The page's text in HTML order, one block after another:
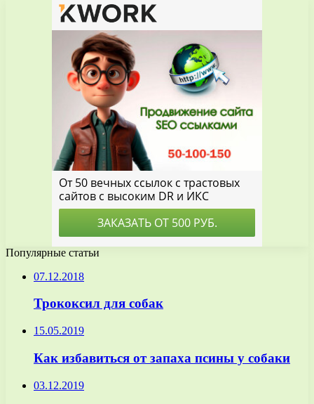
Популярные статьи
07.12.2018
Трококсил для собак
15.05.2019
Как избавиться от запаха псины у собаки
03.12.2019